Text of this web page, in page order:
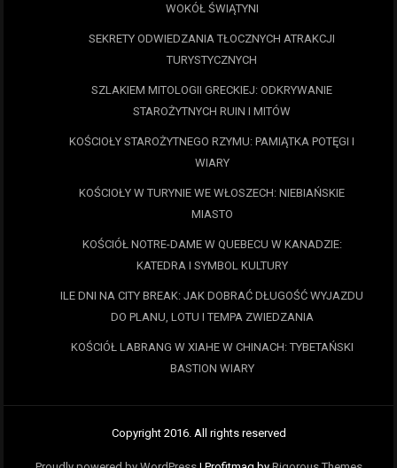
WOKÓŁ ŚWIĄTYNI
SEKRETY ODWIEDZANIA TŁOCZNYCH ATRAKCJI
TURYSTYCZNYCH
SZLAKIEM MITOLOGII GRECKIEJ: ODKRYWANIE
STAROŻYTNYCH RUIN I MITÓW
KOŚCIOŁY STAROŻYTNEGO RZYMU: PAMIĄTKA POTĘGI I
WIARY
KOŚCIOŁY W TURYNIE WE WŁOSZECH: NIEBIAŃSKIE
MIASTO
KOŚCIÓŁ NOTRE-DAME W QUEBECU W KANADZIE:
KATEDRA I SYMBOL KULTURY
ILE DNI NA CITY BREAK: JAK DOBRAĆ DŁUGOŚĆ WYJAZDU
DO PLANU, LOTU I TEMPA ZWIEDZANIA
KOŚCIÓŁ LABRANG W XIAHE W CHINACH: TYBETAŃSKI
BASTION WIARY
Copyright 2016. All rights reserved